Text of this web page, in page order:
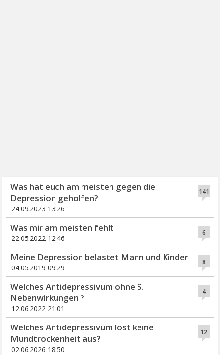
141
Was hat euch am meisten gegen die
Depression geholfen?
24.09.2023 13:26
6
Was mir am meisten fehlt
22.05.2022 12:46
8
Meine Depression belastet Mann und Kinder
04.05.2019 09:29
4
Welches Antidepressivum ohne S.
Nebenwirkungen ?
12.06.2022 21:01
12
Welches Antidepressivum löst keine
Mundtrockenheit aus?
02.06.2026 18:50